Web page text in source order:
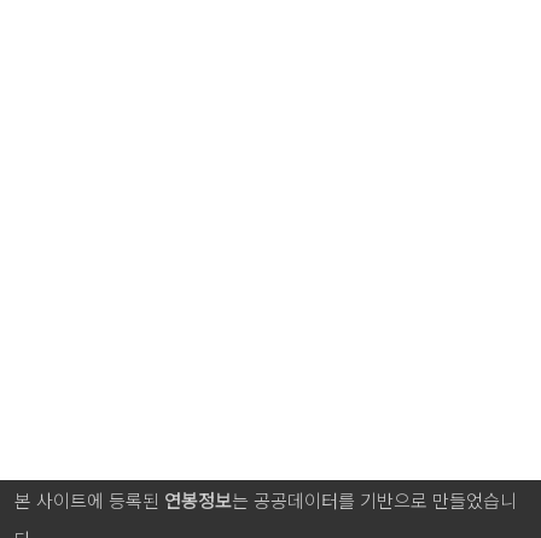
본 사이트에 등록된 연봉정보는 공공데이터를 기반으로 만들었습니